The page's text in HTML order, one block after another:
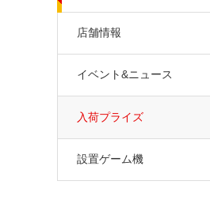
店舗情報
イベント&ニュース
入荷プライズ
設置ゲーム機